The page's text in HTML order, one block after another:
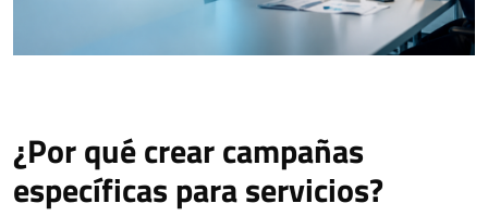
¿Por qué crear campañas
específicas para servicios?